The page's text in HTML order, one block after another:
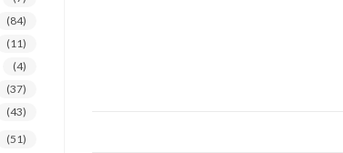
(84)
(11)
(4)
(37)
(43)
(51)